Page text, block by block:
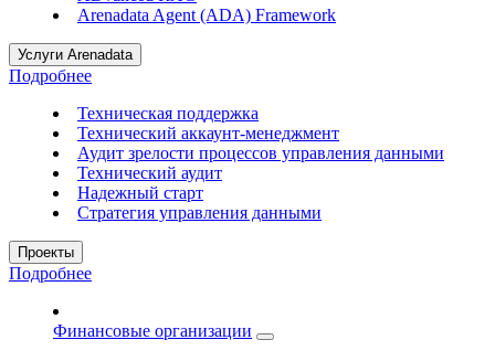
Arenadata Agent (ADA) Framework
Услуги Arenadata
Подробнее
Техническая поддержка
Технический аккаунт-менеджмент
Аудит зрелости процессов управления данными
Технический аудит
Надежный старт
Стратегия управления данными
Проекты
Подробнее
Финансовые организации